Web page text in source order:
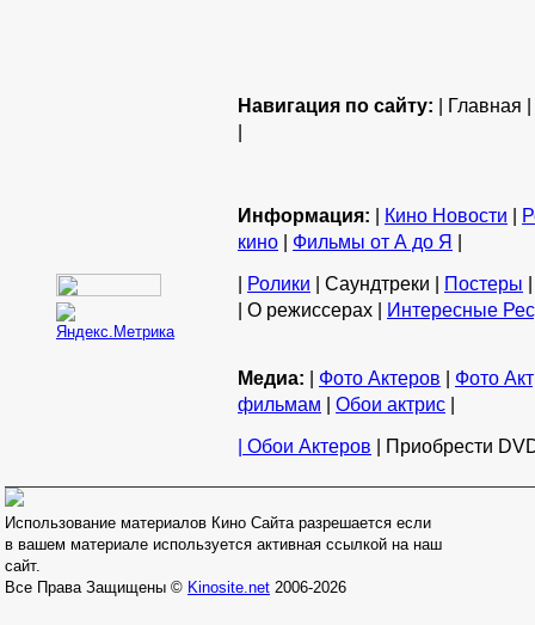
Навигация по сайту: | Главная |
|
Информация: | Кино Новости |
кино | Фильмы от А до Я |
| Ролики | Саундтреки | Постеры
| О режиссерах | Интересные
Медиа: | Фото Актеров | Фото
фильмам | Обои актрис |
| Обои Актеров | Приобрести
Использование материалов Кино Сайта разрешается если
в вашем материале используется активная ссылкой на наш
сайт.
Все Права Защищены © Kinosite.net 2006-2026